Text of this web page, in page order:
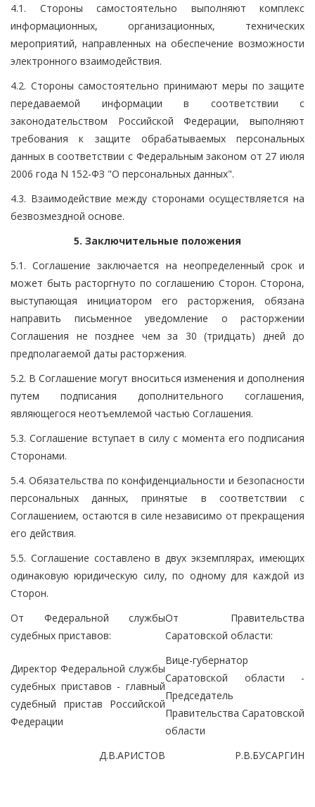
4.1. Стороны самостоятельно выполняют комплекс
информационных, организационных, технических
мероприятий, направленных на обеспечение возможности
электронного взаимодействия.
4.2. Стороны самостоятельно принимают меры по защите
передаваемой информации в соответствии с
законодательством Российской Федерации, выполняют
требования к защите обрабатываемых персональных
данных в соответствии с Федеральным законом от 27 июля
2006 года N 152-ФЗ "О персональных данных".
4.3. Взаимодействие между сторонами осуществляется на
безвозмездной основе.
5. Заключительные положения
5.1. Соглашение заключается на неопределенный срок и
может быть расторгнуто по соглашению Сторон. Сторона,
выступающая инициатором его расторжения, обязана
направить письменное уведомление о расторжении
Соглашения не позднее чем за 30 (тридцать) дней до
предполагаемой даты расторжения.
5.2. В Соглашение могут вноситься изменения и дополнения
путем подписания дополнительного соглашения,
являющегося неотъемлемой частью Соглашения.
5.3. Соглашение вступает в силу с момента его подписания
Сторонами.
5.4. Обязательства по конфиденциальности и безопасности
персональных данных, принятые в соответствии с
Соглашением, остаются в силе независимо от прекращения
его действия.
5.5. Соглашение составлено в двух экземплярах, имеющих
одинаковую юридическую силу, по одному для каждой из
Сторон.
От Федеральной службы
судебных приставов:
От Правительства
Саратовской области:
Директор Федеральной службы
судебных приставов - главный
судебный пристав Российской
Федерации
Вице-губернатор
Саратовской области -
Председатель
Правительства Саратовской
области
Д.В.АРИСТОВ
Р.В.БУСАРГИН